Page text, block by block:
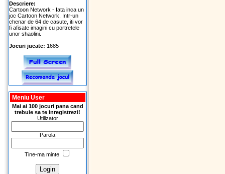
Descriere:
Cartoon Network - Iata inca un
joc Cartoon Network. Intr-un
chenar de 64 de casute, iti vor
fi afisate imagini cu portretele
unor shaolini.
Jocuri jucate: 1685
Meniu User
Mai ai 100 jocuri pana cand
trebuie sa te inregistrezi!
Utilizator
Parola
Tine-ma minte